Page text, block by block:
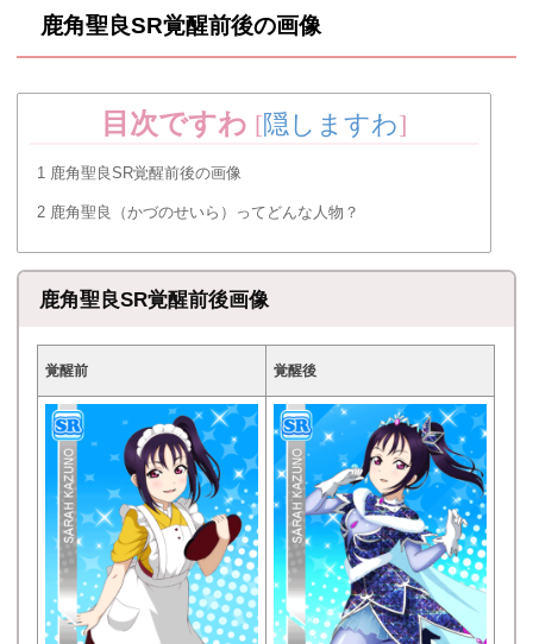
鹿角聖良SR覚醒前後の画像
目次ですわ [隠しますわ]
1 鹿角聖良SR覚醒前後の画像
2 鹿角聖良（かづのせいら）ってどんな人物？
鹿角聖良SR覚醒前後画像
覚醒前 覚醒後